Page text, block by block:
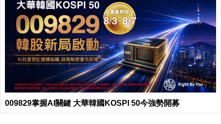
009829掌握AI關鍵 大華韓國KOSPI 50今強勢開募